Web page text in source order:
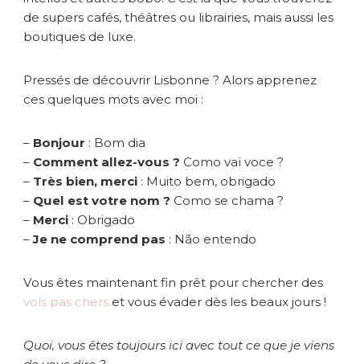
de supers cafés, théâtres ou librairies, mais aussi les
boutiques de luxe.
Pressés de découvrir Lisbonne ? Alors apprenez
ces quelques mots avec moi :
– Bonjour : Bom dia
– Comment allez-vous ? Como vaï voce ?
– Très bien, merci : Muito bem, obrigado
– Quel est votre nom ? Como se chama ?
– Merci : Obrigado
–Je ne comprend pas : Não entendo
Vous êtes maintenant fin prêt pour chercher des
vols pas chers et vous évader dès les beaux jours !
Quoi, vous êtes toujours ici avec tout ce que je viens